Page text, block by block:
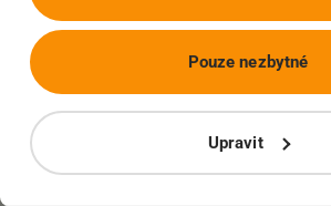
Upravit
Pouze nezbytné